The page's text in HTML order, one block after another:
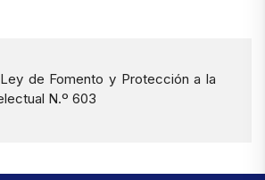
de Fomento y Protección a la
N.º 603